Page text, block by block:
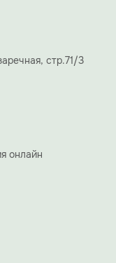
стр.71/3
онлайн